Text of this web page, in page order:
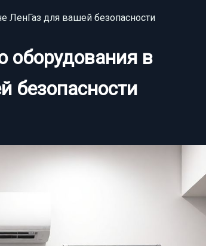
ЛенГаз для вашей безопасности
оборудования в
безопасности